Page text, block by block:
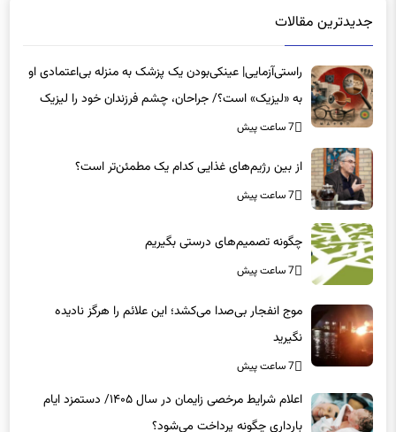
جدیدترین مقالات
راستی‌آزمایی| عینکی‌بودن یک پزشک به منزله بی‌اعتمادی او
به «لیزیک» است؟/ جراحان، چشم فرزندان خود را لیزیک
می‌کنند؟
7 ساعت پیش
از بین رژیم‌های غذایی کدام یک مطمئن‌تر است؟‌
7 ساعت پیش
چگونه تصمیم‌های درستی بگیریم
7 ساعت پیش
موج انفجار بی‌صدا می‌کشد؛ این علائم را هرگز نادیده
نگیرید
7 ساعت پیش
اعلام شرایط مرخصی زایمان در سال ۱۴۰۵/ دستمزد ایام
بارداری چگونه پرداخت می‌شود؟